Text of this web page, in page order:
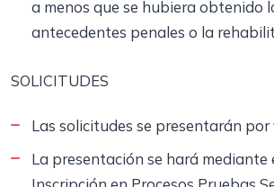
a menos que se hubiera obtenido
antecedentes penales o la
SOLICITUDES
Las solicitudes se presentarán
La presentación se hará mediante